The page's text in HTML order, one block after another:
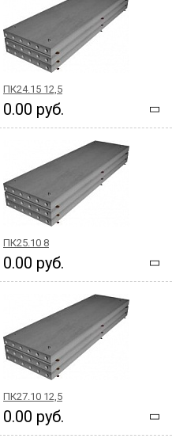
ПК24.15 12,5
0.00 руб.
ПК25.10 8
0.00 руб.
ПК27.10 12,5
0.00 руб.